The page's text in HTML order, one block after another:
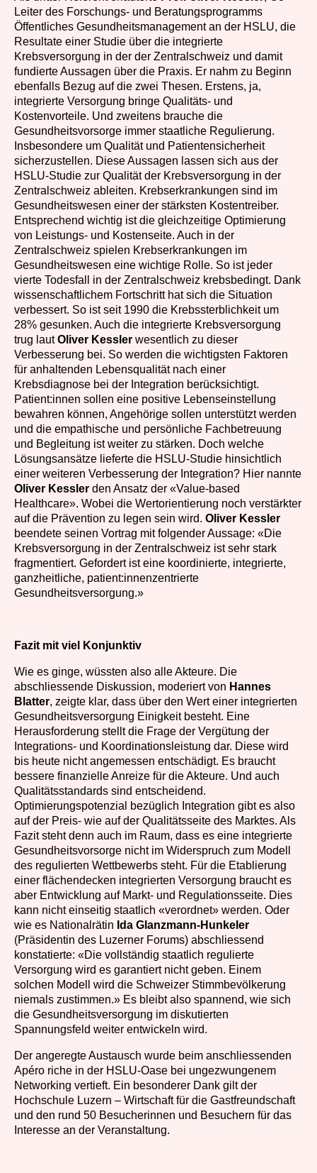
Leiter des Forschungs- und Beratungsprogramms
Öffentliches Gesundheitsmanagement an der HSLU, die
Resultate einer Studie über die integrierte
Krebsversorgung in der der Zentralschweiz und damit
fundierte Aussagen über die Praxis. Er nahm zu Beginn
ebenfalls Bezug auf die zwei Thesen. Erstens, ja,
integrierte Versorgung bringe Qualitäts- und
Kostenvorteile. Und zweitens brauche die
Gesundheitsvorsorge immer staatliche Regulierung.
Insbesondere um Qualität und Patientensicherheit
sicherzustellen. Diese Aussagen lassen sich aus der
HSLU-Studie zur Qualität der Krebsversorgung in der
Zentralschweiz ableiten. Krebserkrankungen sind im
Gesundheitswesen einer der stärksten Kostentreiber.
Entsprechend wichtig ist die gleichzeitige Optimierung
von Leistungs- und Kostenseite. Auch in der
Zentralschweiz spielen Krebserkrankungen im
Gesundheitswesen eine wichtige Rolle. So ist jeder
vierte Todesfall in der Zentralschweiz krebsbedingt. Dank
wissenschaftlichem Fortschritt hat sich die Situation
verbessert. So ist seit 1990 die Krebssterblichkeit um
28% gesunken. Auch die integrierte Krebsversorgung
trug lautOliver Kessler wesentlich zu dieser
Verbesserung bei. So werden die wichtigsten Faktoren
für anhaltenden Lebensqualität nach einer
Krebsdiagnose bei der Integration berücksichtigt.
Patient:innen sollen eine positive Lebenseinstellung
bewahren können, Angehörige sollen unterstützt werden
und die empathische und persönliche Fachbetreuung
und Begleitung ist weiter zu stärken. Doch welche
Lösungsansätze lieferte die HSLU-Studie hinsichtlich
einer weiteren Verbesserung der Integration? Hier nannte
Oliver Kessler den Ansatz der «Value-based
Healthcare». Wobei die Wertorientierung noch verstärkter
auf die Prävention zu legen sein wird.Oliver Kessler
beendete seinen Vortrag mit folgender Aussage: «Die
Krebsversorgung in der Zentralschweiz ist sehr stark
fragmentiert. Gefordert ist eine koordinierte, integrierte,
ganzheitliche, patient:innenzentrierte
Gesundheitsversorgung.»
Fazit mit viel Konjunktiv
Wie es ginge, wüssten also alle Akteure. Die
abschliessende Diskussion, moderiert von Hannes
Blatter, zeigte klar, dass über den Wert einer integrierten
Gesundheitsversorgung Einigkeit besteht. Eine
Herausforderung stellt die Frage der Vergütung der
Integrations- und Koordinationsleistung dar. Diese wird
bis heute nicht angemessen entschädigt. Es braucht
bessere finanzielle Anreize für die Akteure. Und auch
Qualitätsstandards sind entscheidend.
Optimierungspotenzial bezüglich Integration gibt es also
auf der Preis- wie auf der Qualitätsseite des Marktes. Als
Fazit steht denn auch im Raum, dass es eine integrierte
Gesundheitsvorsorge nicht im Widerspruch zum Modell
des regulierten Wettbewerbs steht. Für die Etablierung
einer flächendecken integrierten Versorgung braucht es
aber Entwicklung auf Markt- und Regulationsseite. Dies
kann nicht einseitig staatlich «verordnet» werden. Oder
wie es Nationalrätin Ida Glanzmann-Hunkeler
(Präsidentin des Luzerner Forums) abschliessend
konstatierte: «Die vollständig staatlich regulierte
Versorgung wird es garantiert nicht geben. Einem
solchen Modell wird die Schweizer Stimmbevölkerung
niemals zustimmen.» Es bleibt also spannend, wie sich
die Gesundheitsversorgung im diskutierten
Spannungsfeld weiter entwickeln wird.
Der angeregte Austausch wurde beim anschliessenden
Apéro riche in der HSLU-Oase bei ungezwungenem
Networking vertieft. Ein besonderer Dank gilt der
Hochschule Luzern – Wirtschaft für die Gastfreundschaft
und den rund 50 Besucherinnen und Besuchern für das
Interesse an der Veranstaltung.